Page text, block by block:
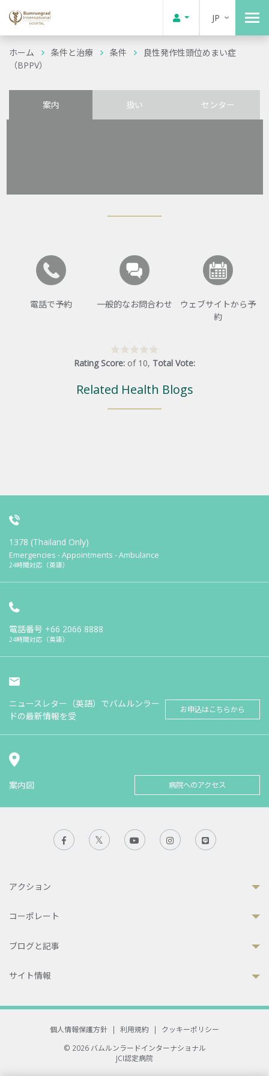
JP
ホーム 条件と治療 条件
良性発作性頭位めまい症
（BPPV）
案内 扱い センター
電話で予約 一般的なお問合わせ
ウェブサイトから予
約
Rating Score: of 10, Total Vote:
Related Health Blogs
1378 (Thailand Only)
Emergencies - Appointments - Ambulance
24時間対応（英語）
電話番号 +66 2066 8888
24時間対応（英語）
ニュースレター（英語）でバムルンラー
ドの最新情報を受
お申込はこちらから
案内図 病院へのアクセス
アクション
コーポレート
ブログと記事
サイト情報
個人情報保護方針 | 利用規約 |
クッキーポリシー
© 2026 バムルンラードインターナショナル
JCI認定病院